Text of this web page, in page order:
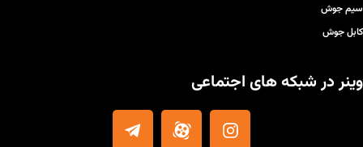
سیم جوش
کابل جوش
وینر در شبکه های اجتماعی